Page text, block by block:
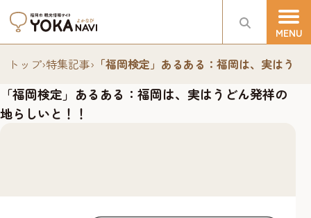
トップ›特集記事› 「福岡検定」あるある：福岡は、実はう
「福岡検定」あるある：福岡は、実はうどん発祥の
地らしいと！！